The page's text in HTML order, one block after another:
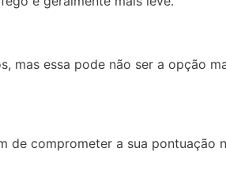
mas essa pode não ser a opção
de comprometer a sua pontuação